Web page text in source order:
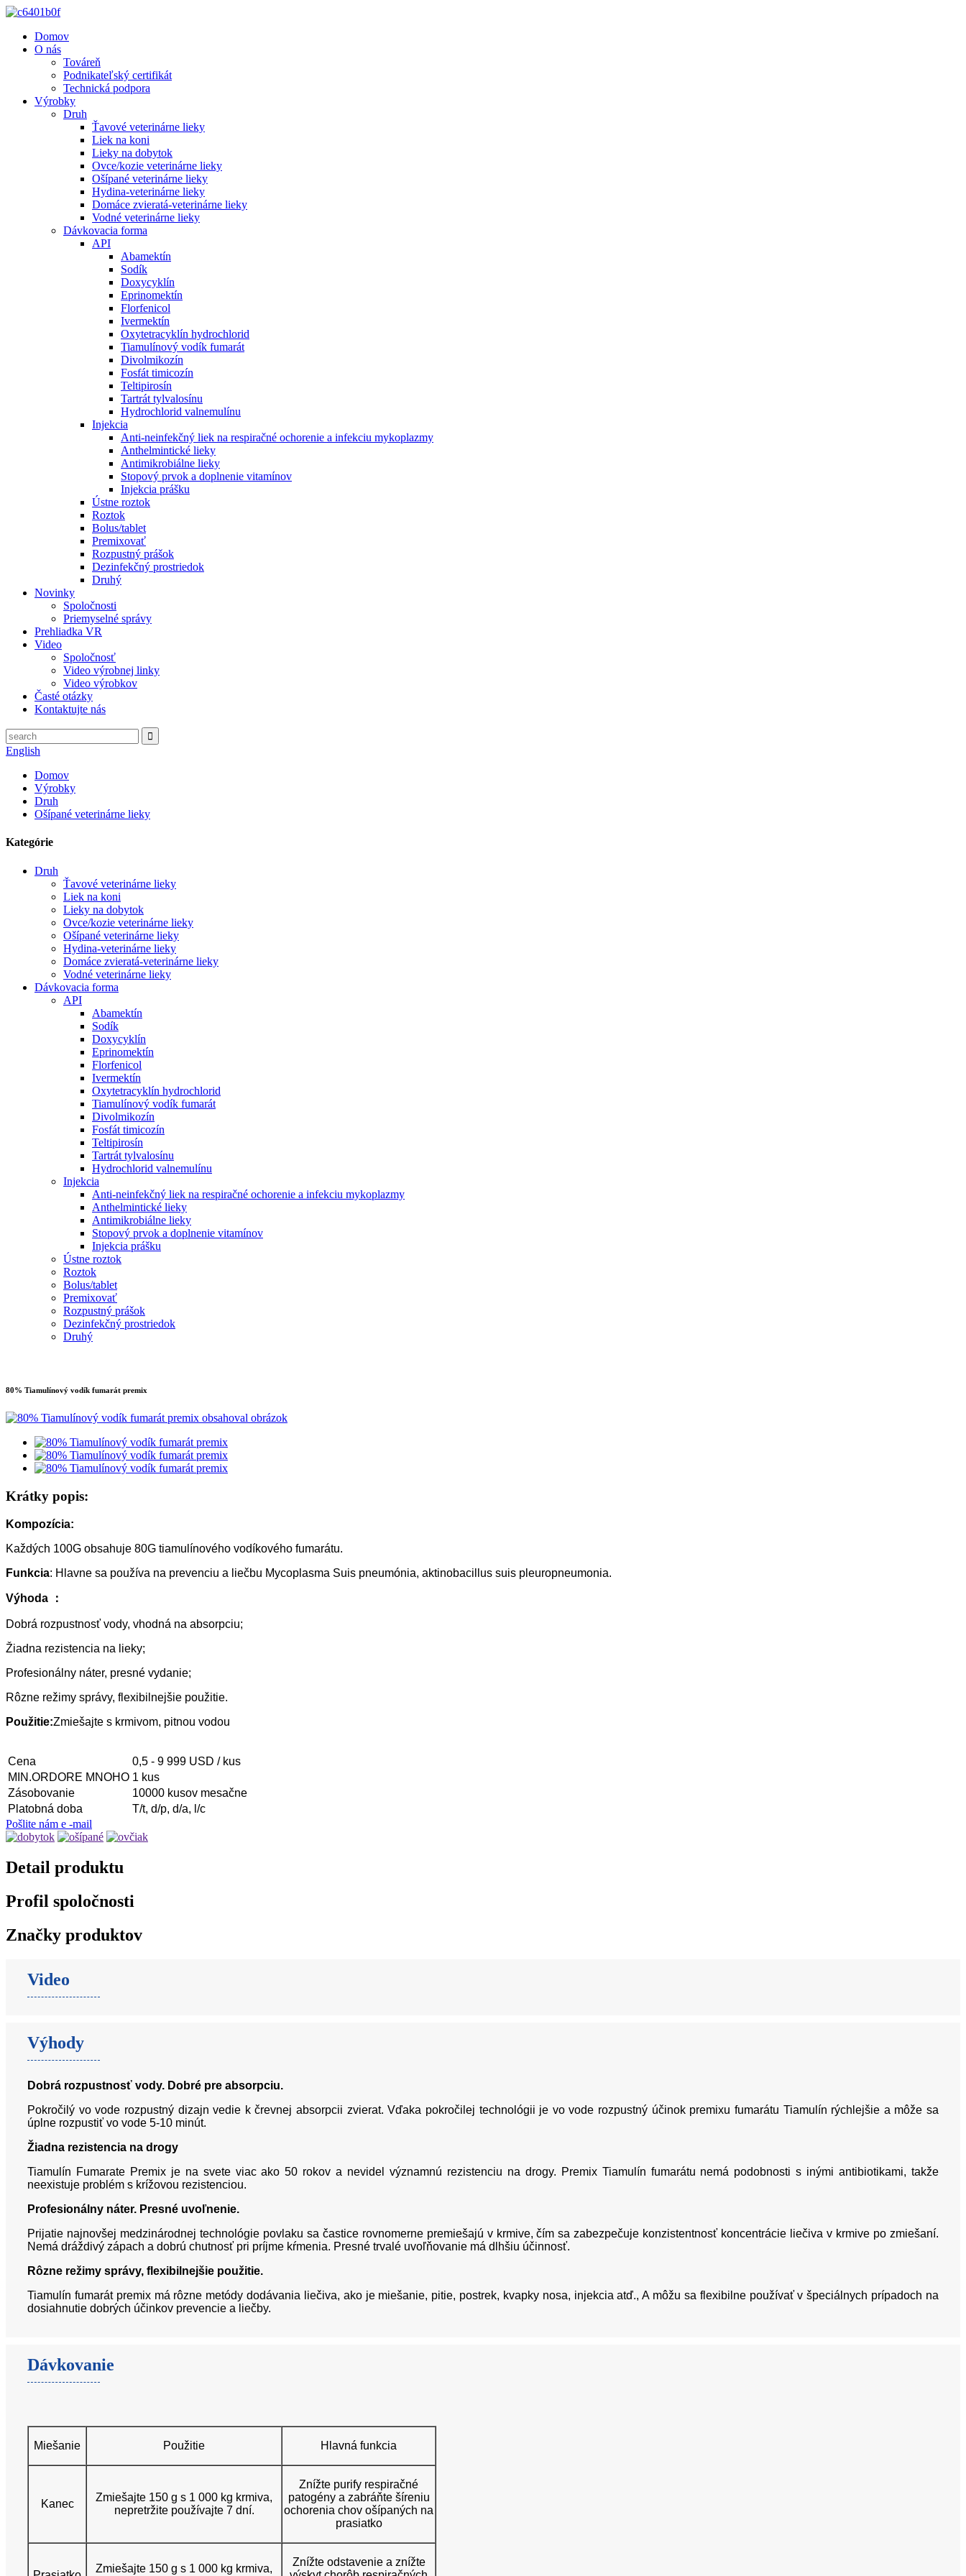
Domov
O nás
Továreň
Podnikateľský certifikát
Technická podpora
Výrobky
Druh
Ťavové veterinárne lieky
Liek na koni
Lieky na dobytok
Ovce/kozie veterinárne lieky
Ošípané veterinárne lieky
Hydina-veterinárne lieky
Domáce zvieratá-veterinárne lieky
Vodné veterinárne lieky
Dávkovacia forma
API
Abamektín
Sodík
Doxycyklín
Eprinomektín
Florfenicol
Ivermektín
Oxytetracyklín hydrochlorid
Tiamulínový vodík fumarát
Divolmikozín
Fosfát timicozín
Teltipirosín
Tartrát tylvalosínu
Hydrochlorid valnemulínu
Injekcia
Anti-neinfekčný liek na respiračné ochorenie a infekciu mykoplazmy
Anthelmintické lieky
Antimikrobiálne lieky
Stopový prvok a doplnenie vitamínov
Injekcia prášku
Ústne roztok
Roztok
Bolus/tablet
Premixovať
Rozpustný prášok
Dezinfekčný prostriedok
Druhý
Novinky
Spoločnosti
Priemyselné správy
Prehliadka VR
Video
Spoločnosť
Video výrobnej linky
Video výrobkov
Časté otázky
Kontaktujte nás
English
Domov
Výrobky
Druh
Ošípané veterinárne lieky
Kategórie
Druh
Ťavové veterinárne lieky
Liek na koni
Lieky na dobytok
Ovce/kozie veterinárne lieky
Ošípané veterinárne lieky
Hydina-veterinárne lieky
Domáce zvieratá-veterinárne lieky
Vodné veterinárne lieky
Dávkovacia forma
API
Abamektín
Sodík
Doxycyklín
Eprinomektín
Florfenicol
Ivermektín
Oxytetracyklín hydrochlorid
Tiamulínový vodík fumarát
Divolmikozín
Fosfát timicozín
Teltipirosín
Tartrát tylvalosínu
Hydrochlorid valnemulínu
Injekcia
Anti-neinfekčný liek na respiračné ochorenie a infekciu mykoplazmy
Anthelmintické lieky
Antimikrobiálne lieky
Stopový prvok a doplnenie vitamínov
Injekcia prášku
Ústne roztok
Roztok
Bolus/tablet
Premixovať
Rozpustný prášok
Dezinfekčný prostriedok
Druhý
80% Tiamulínový vodík fumarát premix
Krátky popis:
Kompozícia:
Každých 100G obsahuje 80G tiamulínového vodíkového fumarátu.
Funkcia: Hlavne sa používa na prevenciu a liečbu Mycoplasma Suis pneumónia, aktinobacillus suis pleuropneumonia.
Výhoda ：
Dobrá rozpustnosť vody, vhodná na absorpciu;
Žiadna rezistencia na lieky;
Profesionálny náter, presné vydanie;
Rôzne režimy správy, flexibilnejšie použitie.
Použitie:Zmiešajte s krmivom, pitnou vodou
Cena
0,5 - 9 999 USD / kus
MIN.ORDORE MNOHO 1 kus
Zásobovanie
10000 kusov mesačne
Platobná doba
T/t, d/p, d/a, l/c
Pošlite nám e -mail
Detail produktu
Profil spoločnosti
Značky produktov
Video
Výhody
Dobrá rozpustnosť vody. Dobré pre absorpciu.
Pokročilý vo vode rozpustný dizajn vedie k črevnej absorpcii zvierat. Vďaka pokročilej technológii je vo vode rozpustný účinok premixu fumarátu Tiamulín rýchlejšie a môže sa
úplne rozpustiť vo vode 5-10 minút.
Žiadna rezistencia na drogy
Tiamulín Fumarate Premix je na svete viac ako 50 rokov a nevidel významnú rezistenciu na drogy. Premix Tiamulín fumarátu nemá podobnosti s inými antibiotikami, takže
neexistuje problém s krížovou rezistenciou.
Profesionálny náter. Presné uvoľnenie.
Prijatie najnovšej medzinárodnej technológie povlaku sa častice rovnomerne premiešajú v krmive, čím sa zabezpečuje konzistentnosť koncentrácie liečiva v krmive po zmiešaní.
Nemá dráždivý zápach a dobrú chutnosť pri príjme kŕmenia. Presné trvalé uvoľňovanie má dlhšiu účinnosť.
Rôzne režimy správy, flexibilnejšie použitie.
Tiamulín fumarát premix má rôzne metódy dodávania liečiva, ako je miešanie, pitie, postrek, kvapky nosa, injekcia atď., A môžu sa flexibilne používať v špeciálnych prípadoch na
dosiahnutie dobrých účinkov prevencie a liečby.
Dávkovanie
Miešanie Použitie Hlavná funkcia
Kanec
Zmiešajte 150 g s 1 000 kg krmiva,
nepretržite používajte 7 dní.
Znížte purify respiračné
patogény a zabráňte šíreniu
ochorenia chov ošípaných na
prasiatko
Zmiešajte 150 g s 1 000 kg krmiva,
Znížte odstavenie a znížte